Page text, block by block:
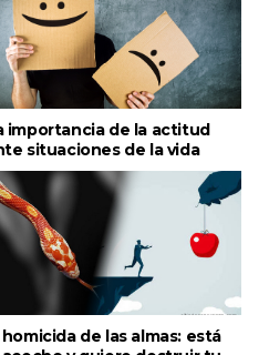
importancia de la actitud
situaciones de la vida
homicida de las almas: está